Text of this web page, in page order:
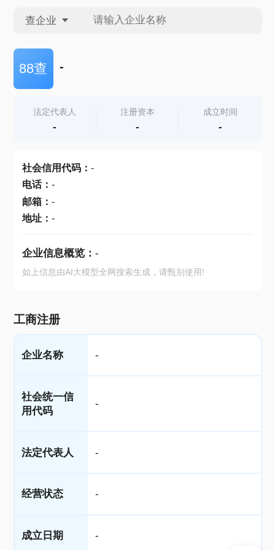
查企业
查企业
查产地
88查 -
法定代表人
-
注册资本
-
成立时间
-
社会信用代码： -
电话： -
邮箱： -
地址： -
企业信息概览： -
如上信息由AI大模型全网搜索生成，请甄别使用!
工商注册
企业名称 -
社会统一信
用代码
-
法定代表人 -
经营状态 -
成立日期 -